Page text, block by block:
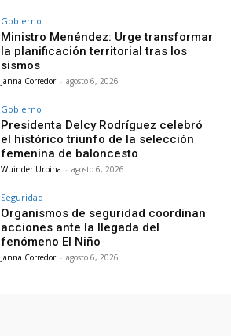
Gobierno
Ministro Menéndez: Urge transformar
la planificación territorial tras los
sismos
Janna Corredor - agosto 6, 2026
Gobierno
Presidenta Delcy Rodríguez celebró
el histórico triunfo de la selección
femenina de baloncesto
Wuinder Urbina - agosto 6, 2026
Seguridad
Organismos de seguridad coordinan
acciones ante la llegada del
fenómeno El Niño
Janna Corredor - agosto 6, 2026